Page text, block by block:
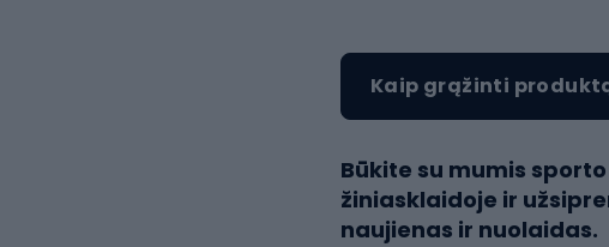
Kaip grąžinti
Būkite su mumis
žiniasklaidoje ir
naujienas ir nuolaidas.